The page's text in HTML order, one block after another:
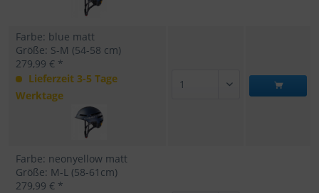
Farbe: blue matt
Größe: S-M (54-58 cm)
279,99 € *
Lieferzeit 3-5 Tage
Werktage
Farbe: neonyellow matt
Größe: M-L (58-61cm)
279,99 € *